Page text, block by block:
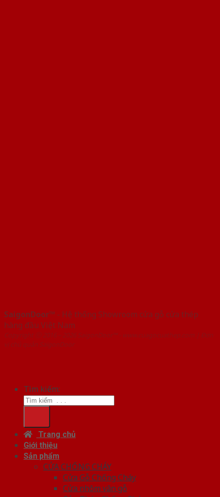
SaigonDoor™ - Hệ thống Showroom cửa gỗ cửa thép
hàng đầu Việt Nam
Copyright ⓒ 2016 – 2026 SaigonDoor™ - www.cuagocuathep.com | Đơn
vị chủ quản SaigonDoor
Tìm kiếm:
Trang chủ
Giới thiệu
Sản phẩm
CỬA CHỐNG CHÁY
Cửa Gỗ Chống Cháy
Cửa nhôm vân gỗ